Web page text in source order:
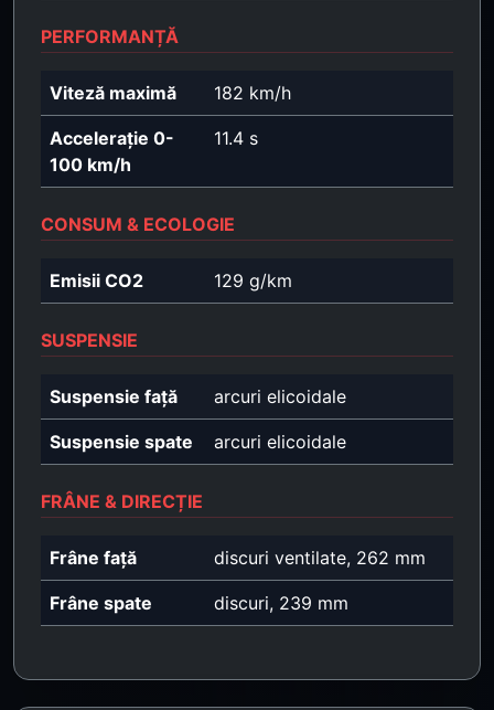
PERFORMANȚĂ
Viteză maximă 182 km/h
Accelerație 0-
100 km/h
11.4 s
CONSUM & ECOLOGIE
Emisii CO2 129 g/km
SUSPENSIE
Suspensie față arcuri elicoidale
Suspensie spate arcuri elicoidale
FRÂNE & DIRECȚIE
Frâne față discuri ventilate, 262 mm
Frâne spate discuri, 239 mm